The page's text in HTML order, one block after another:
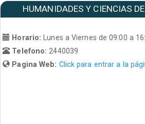
HUMANIDADES Y CIENCIAS
Horario: Lunes a Viernes de 09:00 a
Telefono:2440039
Pagina Web: Click para entrar a la